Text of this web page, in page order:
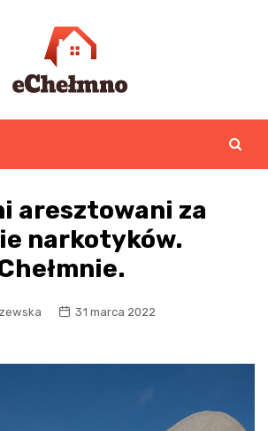
aresztowani za
narkotyków.
31 marca 2022